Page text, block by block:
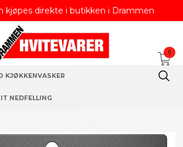
kjøpes direkte i butikken i Drammen
0
KJØKKENVASKER
NEDFELLING